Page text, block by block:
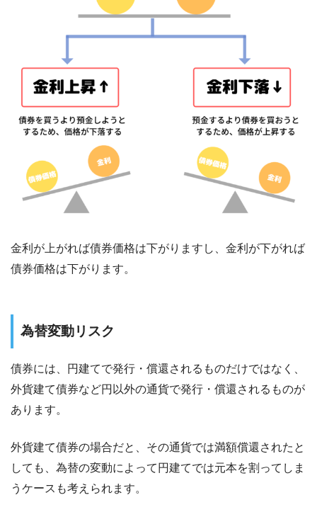
金利が上がれば債券価格は下がりますし、金利が下がれば
債券価格は下がります。
為替変動リスク
債券には、円建てで発行・償還されるものだけではなく、
外貨建て債券など円以外の通貨で発行・償還されるものが
あります。
外貨建て債券の場合だと、その通貨では満額償還されたと
しても、為替の変動によって円建てでは元本を割ってしま
うケースも考えられます。